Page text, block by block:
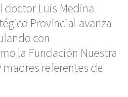
doctor Luis Medina
Provincial avanza
con
la Fundación Nuestra
madres referentes de